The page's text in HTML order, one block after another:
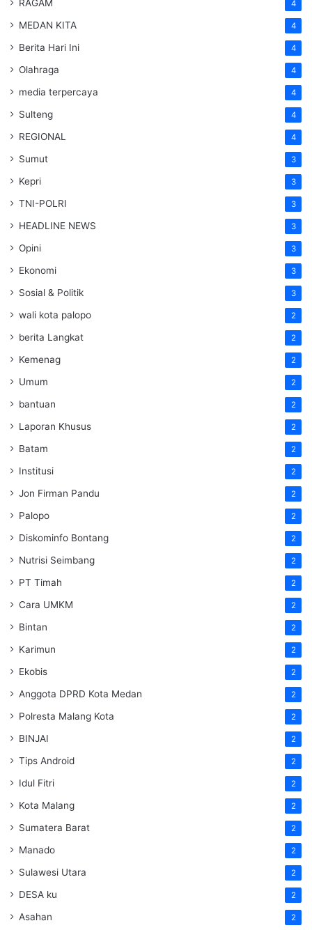
RAGAM 4
MEDAN KITA 4
Berita Hari Ini 4
Olahraga 4
media terpercaya 4
Sulteng 4
REGIONAL 4
Sumut 3
Kepri 3
TNI-POLRI 3
HEADLINE NEWS 3
Opini 3
Ekonomi 3
Sosial & Politik 3
wali kota palopo 2
berita Langkat 2
Kemenag 2
Umum 2
bantuan 2
Laporan Khusus 2
Batam 2
Institusi 2
Jon Firman Pandu 2
Palopo 2
Diskominfo Bontang 2
Nutrisi Seimbang 2
PT Timah 2
Cara UMKM 2
Bintan 2
Karimun 2
Ekobis 2
Anggota DPRD Kota Medan 2
Polresta Malang Kota 2
BINJAI 2
Tips Android 2
Idul Fitri 2
Kota Malang 2
Sumatera Barat 2
Manado 2
Sulawesi Utara 2
DESA ku 2
Asahan 2